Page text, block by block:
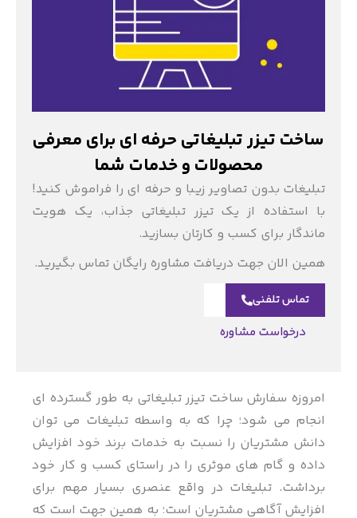
ساخت تیزر تبلیغاتی حرفه ای برای معرفی
محصولات و خدمات شما
تبلیغات بدون تصاویر زیبا و حرفه ای را فراموش کنید!
با استفاده از یک تیزر تبلیغاتی جذاب، یک هویت
ماندگار برای کسب و کارتان بسازید.
همین الان جهت دریافت مشاوره رایگان تماس بگیرید.
تماس تلفنی
درخواست مشاوره
امروزه سفارش ساخت تیزر تبلیغاتی به طور گسترده ای
انجام می شود؛ چرا که به واسطه تبلیغات می توان
دانش مشتریان را نسبت به خدمات برند خود افزایش
داده و گام های موثری را در راستای کسب و کار خود
برداشت. تبلیغات در واقع عنصری بسیار مهم برای
افزایش آگاهی مشتریان است؛ به همین جهت است که